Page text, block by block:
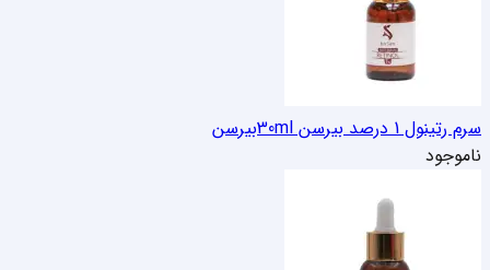
سرم رتینول 1 درصد بیرسن 30ml
بیرسن
ناموجود